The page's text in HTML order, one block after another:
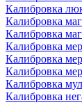
Калибровка
Калибровка
Калибровка
Калибровка
Калибровка
Калибровка
Калибровка
Калибровка